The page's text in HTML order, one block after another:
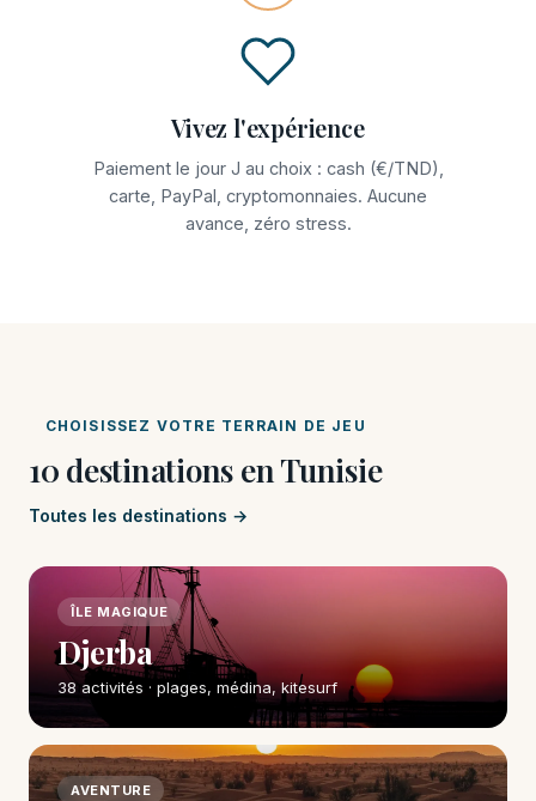
Vivez l'expérience
Paiement le jour J au choix : cash (€/TND),
carte, PayPal, cryptomonnaies. Aucune
avance, zéro stress.
CHOISISSEZ VOTRE TERRAIN DE JEU
10 destinations en Tunisie
Toutes les destinations →
ÎLE MAGIQUE
Djerba
38 activités · plages, médina, kitesurf
AVENTURE